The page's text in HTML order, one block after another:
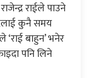
राईले पाउने
कुनै समय
‘राई बाहुन’ भनेर
पनि लिने